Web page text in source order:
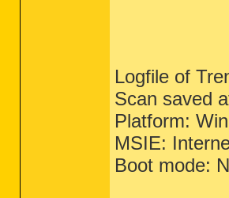
Logfile of
Scan saved
Platform:
MSIE:
Boot mode: